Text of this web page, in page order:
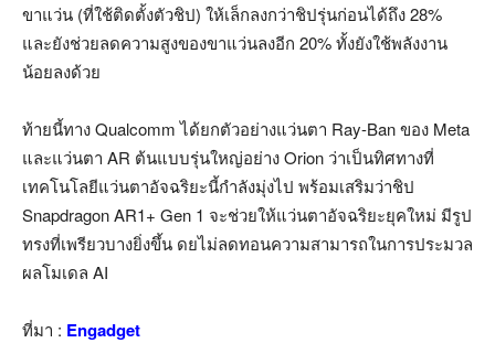
ขาแว่น (ที่ใช้ติดตั้งตัวชิป) ให้เล็กลงกว่าชิปรุ่นก่อนได้ถึง 28%
และยังช่วยลดความสูงของขาแว่นลงอีก 20% ทั้งยังใช้พลังงาน
น้อยลงด้วย
ท้ายนี้ทาง Qualcomm ได้ยกตัวอย่างแว่นตา Ray-Ban ของ Meta
และแว่นตา AR ต้นแบบรุ่นใหญ่อย่าง Orion ว่าเป็นทิศทางที่
เทคโนโลยีแว่นตาอัจฉริยะนี้กำลังมุ่งไป พร้อมเสริมว่าชิป
Snapdragon AR1+ Gen 1 จะช่วยให้แว่นตาอัจฉริยะยุคใหม่ มีรูป
ทรงที่เพรียวบางยิ่งขึ้น ดยไม่ลดทอนความสามารถในการประมวล
ผลโมเดล AI
ที่มา : Engadget